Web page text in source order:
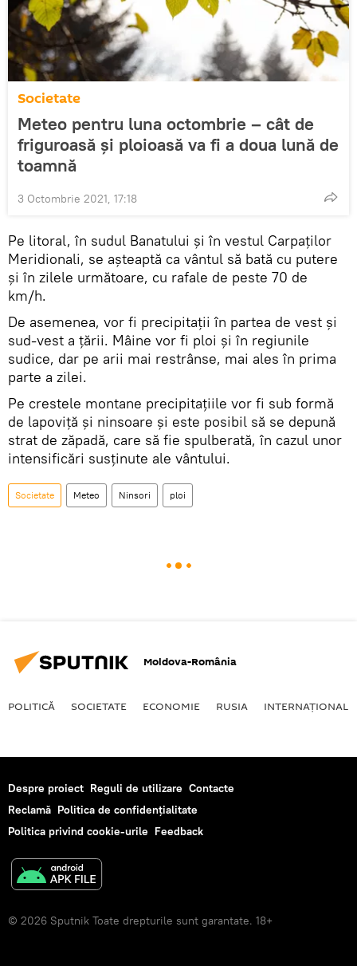
Societate
Meteo pentru luna octombrie – cât de
friguroasă şi ploioasă va fi a doua lună de
toamnă
3 Octombrie 2021, 17:18
Pe litoral, în sudul Banatului și în vestul Carpaților
Meridionali, se aşteaptă ca vântul să bată cu putere
și în zilele următoare, cu rafale de peste 70 de
km/h.
De asemenea, vor fi precipitații în partea de vest și
sud-vest a ţării. Mâine vor fi ploi și în regiunile
sudice, dar pe arii mai restrânse, mai ales în prima
parte a zilei.
Pe crestele montane precipitațiile vor fi sub formă
de lapoviță și ninsoare şi este posibil să se depună
strat de zăpadă, care să fie spulberată, în cazul unor
intensificări susținute ale vântului.
Societate Meteo Ninsori ploi
Moldova-România
POLITICĂ SOCIETATE ECONOMIE RUSIA INTERNAŢIONAL
Despre proiect Reguli de utilizare Contacte
Reclamă Politica de confidențialitate
Politica privind cookie-urile Feedback
© 2026 Sputnik Toate drepturile sunt garantate. 18+